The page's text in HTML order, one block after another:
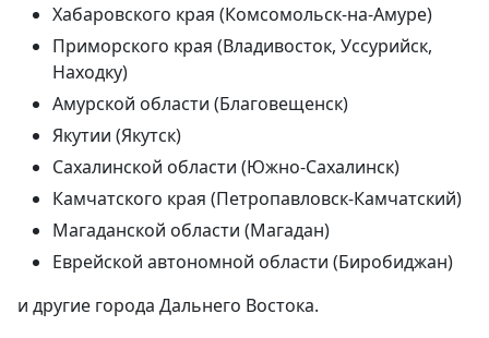
Хабаровского края (Комсомольск-на-Амуре)
Приморского края (Владивосток, Уссурийск,
Находку)
Амурской области (Благовещенск)
Якутии (Якутск)
Сахалинской области (Южно-Сахалинск)
Камчатского края (Петропавловск-Камчатский)
Магаданской области (Магадан)
Еврейской автономной области (Биробиджан)
и другие города Дальнего Востока.